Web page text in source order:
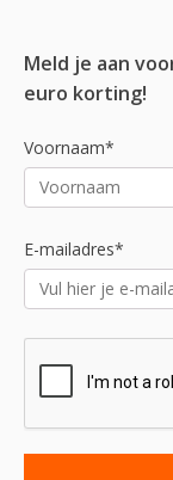
Meld je aan
euro korting!
Voornaam*
E-mailadres*